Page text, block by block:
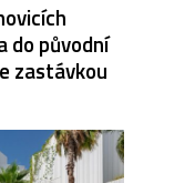
do původní
zastávkou